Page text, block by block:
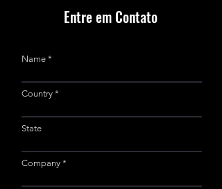
Entre em Contato
Name
Country
State
Company